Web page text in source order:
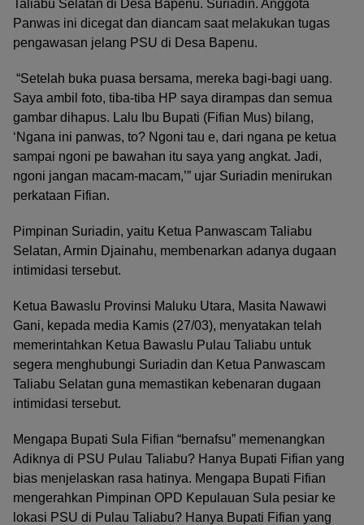
Taliabu Selatan di Desa Bapenu. Suriadin. Anggota
Panwas ini dicegat dan diancam saat melakukan tugas
pengawasan jelang PSU di Desa Bapenu.
“Setelah buka puasa bersama, mereka bagi-bagi uang.
Saya ambil foto, tiba-tiba HP saya dirampas dan semua
gambar dihapus. Lalu Ibu Bupati (Fifian Mus) bilang,
‘Ngana ini panwas, to? Ngoni tau e, dari ngana pe ketua
sampai ngoni pe bawahan itu saya yang angkat. Jadi,
ngoni jangan macam-macam,’” ujar Suriadin menirukan
perkataan Fifian.
Pimpinan Suriadin, yaitu Ketua Panwascam Taliabu
Selatan, Armin Djainahu, membenarkan adanya dugaan
intimidasi tersebut.
Ketua Bawaslu Provinsi Maluku Utara, Masita Nawawi
Gani, kepada media Kamis (27/03), menyatakan telah
memerintahkan Ketua Bawaslu Pulau Taliabu untuk
segera menghubungi Suriadin dan Ketua Panwascam
Taliabu Selatan guna memastikan kebenaran dugaan
intimidasi tersebut.
Mengapa Bupati Sula Fifian “bernafsu” memenangkan
Adiknya di PSU Pulau Taliabu? Hanya Bupati Fifian yang
bias menjelaskan rasa hatinya. Mengapa Bupati Fifian
mengerahkan Pimpinan OPD Kepulauan Sula pesiar ke
lokasi PSU di Pulau Taliabu? Hanya Bupati Fifian yang